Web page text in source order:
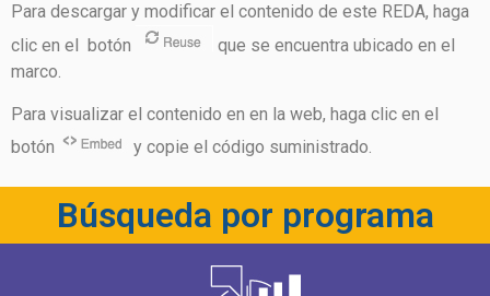
Para descargar y modificar el contenido de este REDA, haga
clic en el botón
que se encuentra ubicado en el
marco.
Para visualizar el contenido en en la web, haga clic en el
botón
y copie el código suministrado.
Búsqueda por programa